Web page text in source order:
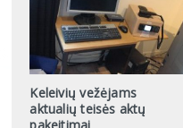
Keleivių vežėjams
aktualių teisės aktų